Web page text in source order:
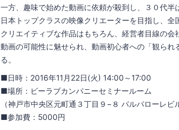
一方、趣味で始めた動画に依頼が殺到し、３０代半
日本トップクラスの映像クリエーターを目指し、全
クリエイティブな作品はもちろん、経営者目線の会
動画の可能性に魅せられ、動画初心者への「観ら
る。
■日時：2016年11月22日(火) 14:00～17:00
■場所：ビーラブカンパニーセミナールーム
（神戸市中央区元町通３丁目９−８ パルパローレビ
■参加費：5000円